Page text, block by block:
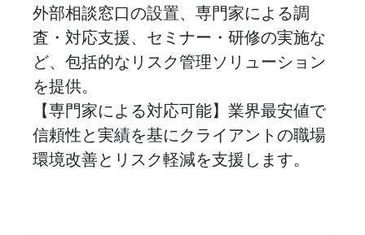
外部相談窓口の設置、専門家による調
査・対応支援、セミナー・研修の実施な
ど、包括的なリスク管理ソリューション
を提供。
【専門家による対応可能】業界最安値で
信頼性と実績を基にクライアントの職場
環境改善とリスク軽減を支援します。